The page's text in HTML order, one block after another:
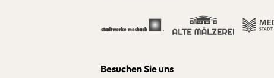
Besuchen Sie uns